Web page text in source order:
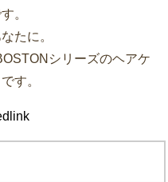
。
たに。
シリーズのヘアケ
す。